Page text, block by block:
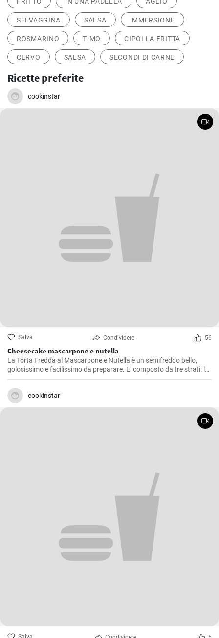
FRITTO IN UNA PADELLA AGLIO
SELVAGGINA SALSA IMMERSIONE
ROSMARINO TIMO CIPOLLA FRITTA
CERVO SALSA SECONDI DI CARNE
Ricette preferite
cookinstar
Salva Condividere 56
Cheesecake mascarpone e nutella
La Torta Fredda al Mascarpone e Nutella è un semifreddo bello,
golosissimo e facilissimo da preparare. E’ composto da tre strati: la
base fatta di biscotti sbriciolati, la crema fatta con panna e
mascarpone, e la farcita fatta con uno strato di Nutella
cookinstar